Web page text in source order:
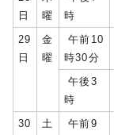
日
曜
時
29
日
金
曜
午前10
時30分
午後3
時
30
土
午前9